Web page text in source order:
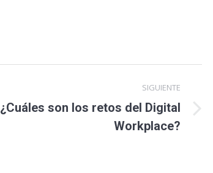
SIGUIENTE
¿Cuáles son los retos del Digital
Workplace?